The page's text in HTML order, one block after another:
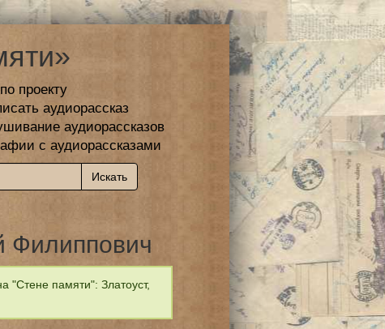
проекту
аудиорассказ
аудиорассказов
с аудиорассказами
Филиппович
"Стене памяти": Златоуст,